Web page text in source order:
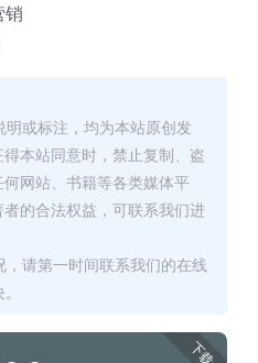
销
或标注，均为本站原创发
本站同意时，禁止复制、盗
网站、书籍等各类媒体平
的合法权益，可联系我们进
请第一时间联系我们的在线
下载